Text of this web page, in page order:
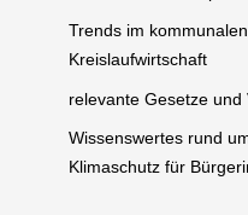
Trends im
Kreislaufwirtschaft
relevante Gesetze
Wissenswertes rund
Klimaschutz für